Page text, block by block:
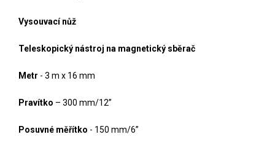
Vysouvací nůž
Teleskopický nástroj na magnetický sběrač
Metr - 3 m x 16 mm
Pravítko – 300 mm/12”
Posuvné měřítko - 150 mm/6”